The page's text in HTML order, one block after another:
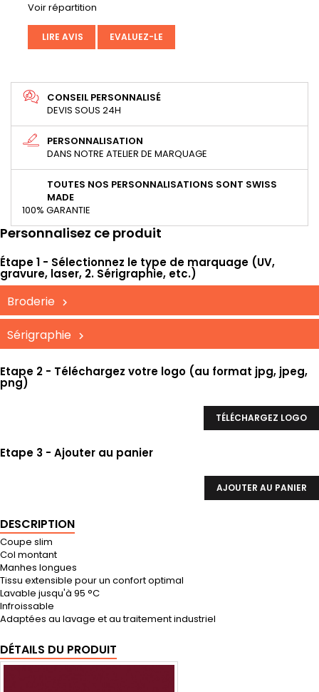
Voir répartition
LIRE AVIS EVALUEZ-LE
CONSEIL PERSONNALISÉ
DEVIS SOUS 24H
PERSONNALISATION
DANS NOTRE ATELIER DE MARQUAGE
TOUTES NOS PERSONNALISATIONS SONT SWISS
MADE
100% GARANTIE
Personnalisez ce produit
Étape 1 - Sélectionnez le type de marquage (UV,
gravure, laser, 2. Sérigraphie, etc.)
Broderie
Sérigraphie
Etape 2 - Téléchargez votre logo (au format jpg, jpeg,
png)
TÉLÉCHARGEZ LOGO
Etape 3 - Ajouter au panier
AJOUTER AU PANIER
DESCRIPTION
Coupe slim
Col montant
Manhes longues
Tissu extensible pour un confort optimal
Lavable jusqu'à 95 °C
Infroissable
Adaptées au lavage et au traitement industriel
DÉTAILS DU PRODUIT